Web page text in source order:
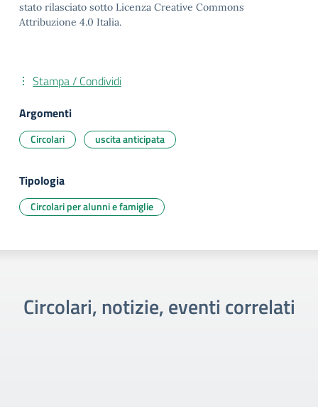
stato rilasciato sotto Licenza Creative Commons
Attribuzione 4.0 Italia.
Stampa / Condividi
Argomenti
Circolari uscita anticipata
Tipologia
Circolari per alunni e famiglie
Circolari, notizie, eventi correlati